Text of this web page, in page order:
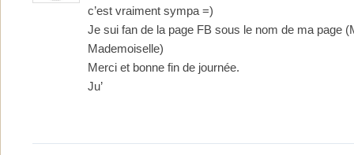
c’est vraiment sympa =)
Je sui fan de la page FB sous le nom de ma page
Mademoiselle)
Merci et bonne fin de journée.
Ju’